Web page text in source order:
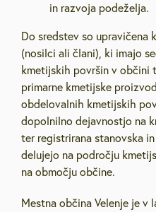
in razvoja podeželja.
Do sredstev so upravičena
(nosilci ali člani), ki imajo
kmetijskih površin v občini
primarne kmetijske
obdelovalnih kmetijskih
dopolnilno dejavnostjo na
ter registrirana stanovska
delujejo na področju
na območju občine.
Mestna občina Velenje je v